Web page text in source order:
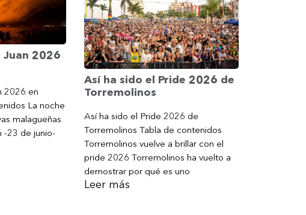
Juan 2026
2026 en
La noche
malagueñas
-23 de junio-
Así ha sido el Pride 2026 de
Torremolinos
Así ha sido el Pride 2026 de
Torremolinos Tabla de contenidos
Torremolinos vuelve a brillar con el
pride 2026 Torremolinos ha vuelto a
demostrar por qué es uno
Leer más